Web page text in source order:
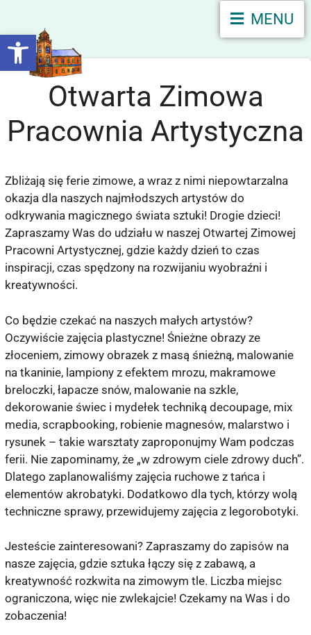
Otwórz pasek narzędzi
MENU
Otwarta Zimowa
Pracownia Artystyczna
Zbliżają się ferie zimowe, a wraz z nimi niepowtarzalna
okazja dla naszych najmłodszych artystów do
odkrywania magicznego świata sztuki! Drogie dzieci!
Zapraszamy Was do udziału w naszej Otwartej Zimowej
Pracowni Artystycznej, gdzie każdy dzień to czas
inspiracji, czas spędzony na rozwijaniu wyobraźni i
kreatywności.
Co będzie czekać na naszych małych artystów?
Oczywiście zajęcia plastyczne! Śnieżne obrazy ze
złoceniem, zimowy obrazek z masą śnieżną, malowanie
na tkaninie, lampiony z efektem mrozu, makramowe
breloczki, łapacze snów, malowanie na szkle,
dekorowanie świec i mydełek techniką decoupage, mix
media, scrapbooking, robienie magnesów, malarstwo i
rysunek – takie warsztaty zaproponujmy Wam podczas
ferii. Nie zapominamy, że „w zdrowym ciele zdrowy duch”.
Dlatego zaplanowaliśmy zajęcia ruchowe z tańca i
elementów akrobatyki. Dodatkowo dla tych, którzy wolą
techniczne sprawy, przewidujemy zajęcia z legorobotyki.
Jesteście zainteresowani? Zapraszamy do zapisów na
nasze zajęcia, gdzie sztuka łączy się z zabawą, a
kreatywność rozkwita na zimowym tle. Liczba miejsc
ograniczona, więc nie zwlekajcie! Czekamy na Was i do
zobaczenia!